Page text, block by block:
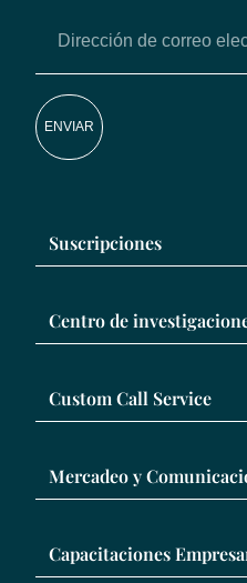
ENVIAR
Suscripciones
Centro de
Custom Call Service
Mercadeo y
Capacitaciones